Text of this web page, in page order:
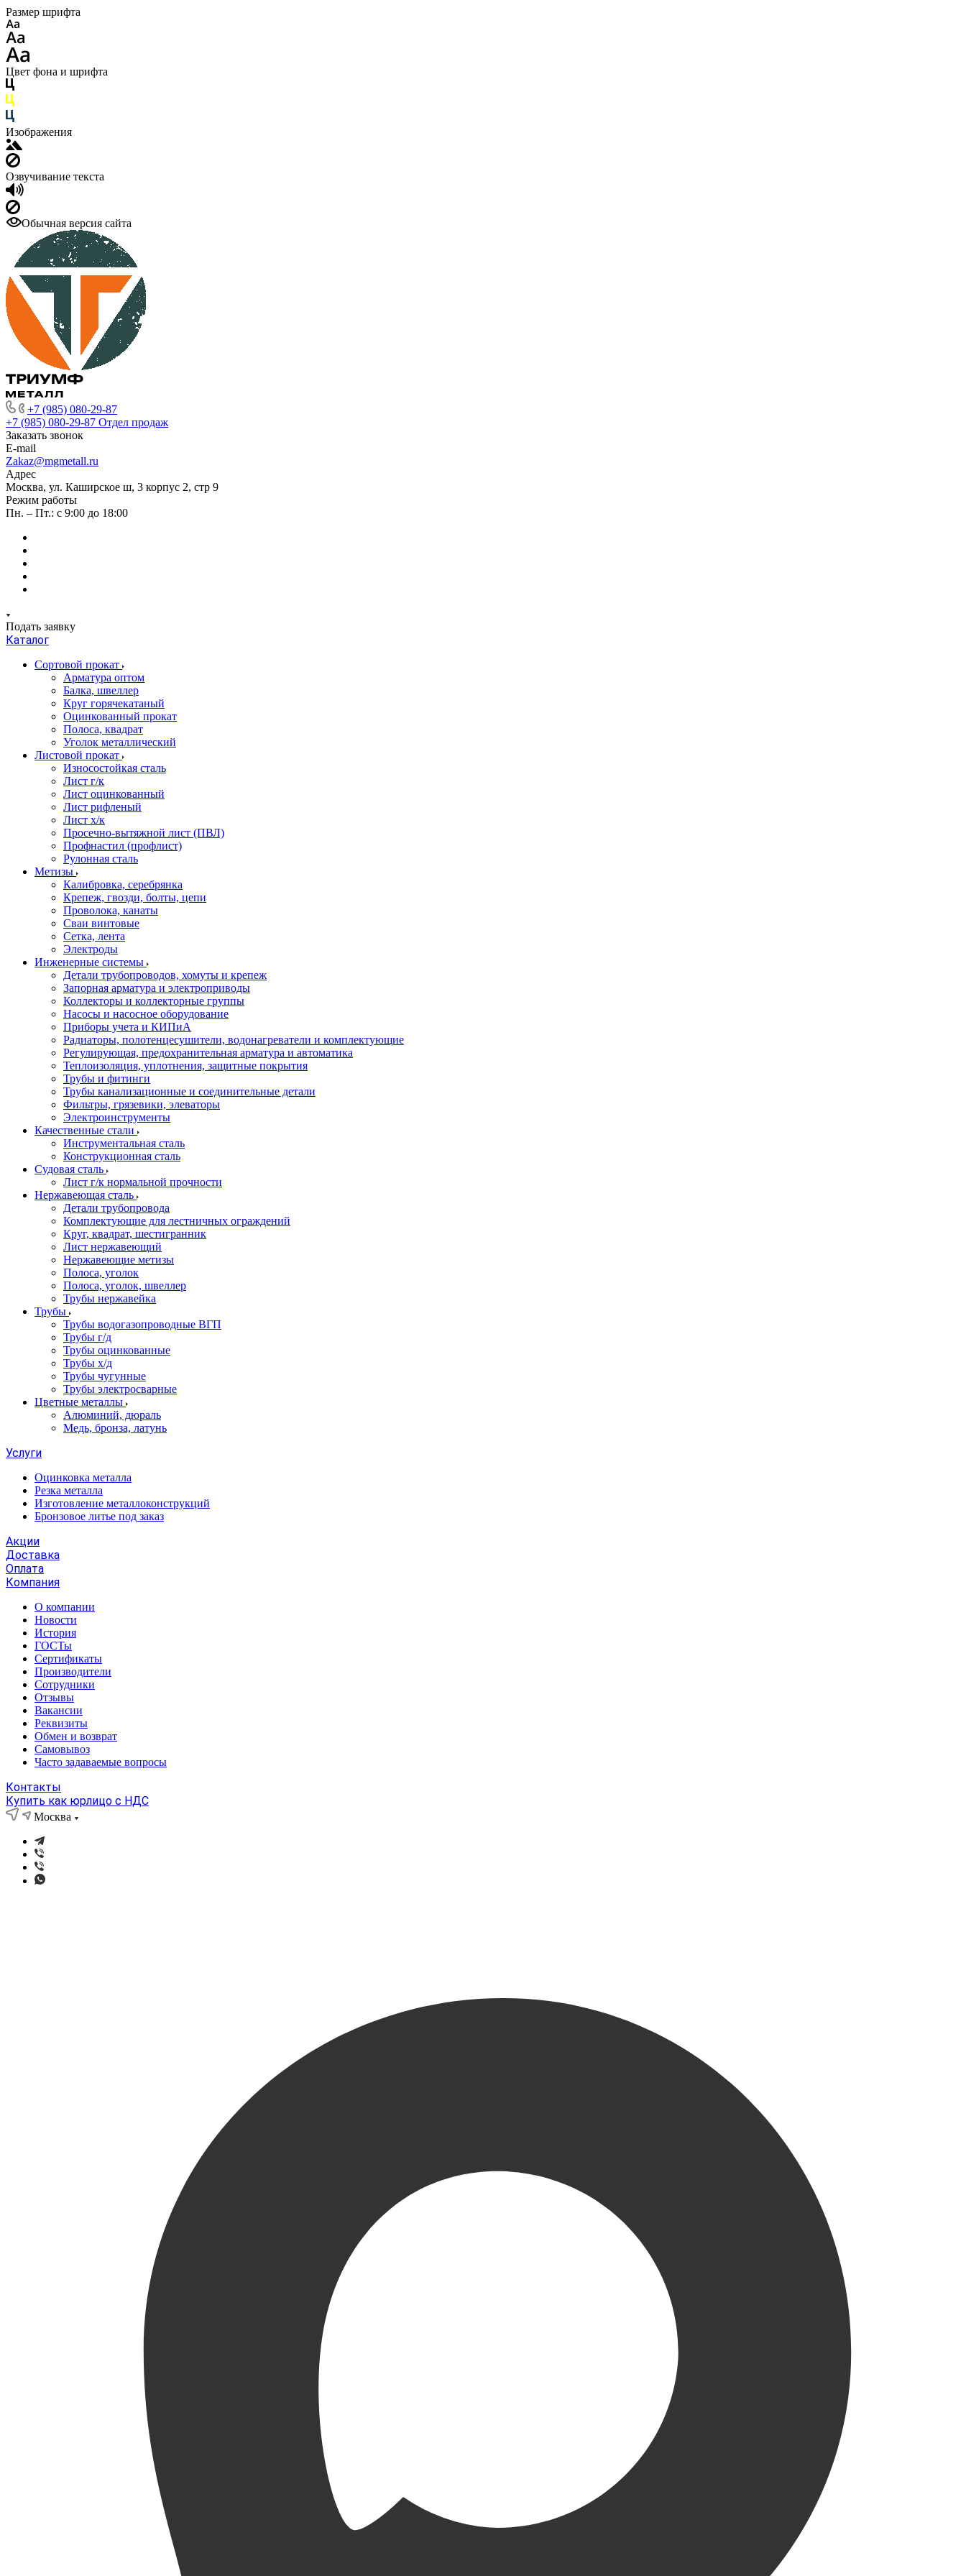
Размер шрифта
Цвет фона и шрифта
Изображения
Озвучивание текста
Обычная версия сайта
+7 (985) 080-29-87
+7 (985) 080-29-87 Отдел продаж
Заказать звонок
E-mail
Zakaz@mgmetall.ru
Адрес
Москва, ул. Каширское ш, 3 корпус 2, стр 9
Режим работы
Пн. – Пт.: с 9:00 до 18:00
Подать заявку
Каталог
Сортовой прокат
Арматура оптом
Балка, швеллер
Круг горячекатаный
Оцинкованный прокат
Полоса, квадрат
Уголок металлический
Листовой прокат
Износостойкая сталь
Лист г/к
Лист оцинкованный
Лист рифленый
Лист х/к
Просечно-вытяжной лист (ПВЛ)
Профнастил (профлист)
Рулонная сталь
Метизы
Калибровка, серебрянка
Крепеж, гвозди, болты, цепи
Проволока, канаты
Сваи винтовые
Сетка, лента
Электроды
Инженерные системы
Детали трубопроводов, хомуты и крепеж
Запорная арматура и электроприводы
Коллекторы и коллекторные группы
Насосы и насосное оборудование
Приборы учета и КИПиА
Радиаторы, полотенцесушители, водонагреватели и комплектующие
Регулирующая, предохранительная арматура и автоматика
Теплоизоляция, уплотнения, защитные покрытия
Трубы и фитинги
Трубы канализационные и соединительные детали
Фильтры, грязевики, элеваторы
Электроинструменты
Качественные стали
Инструментальная сталь
Конструкционная сталь
Судовая сталь
Лист г/к нормальной прочности
Нержавеющая сталь
Детали трубопровода
Комплектующие для лестничных ограждений
Круг, квадрат, шестигранник
Лист нержавеющий
Нержавеющие метизы
Полоса, уголок
Полоса, уголок, швеллер
Трубы нержавейка
Трубы
Трубы водогазопроводные ВГП
Трубы г/д
Трубы оцинкованные
Трубы х/д
Трубы чугунные
Трубы электросварные
Цветные металлы
Алюминий, дюраль
Медь, бронза, латунь
Услуги
Оцинковка металла
Резка металла
Изготовление металлоконструкций
Бронзовое литье под заказ
Акции
Доставка
Оплата
Компания
О компании
Новости
История
ГОСТы
Сертификаты
Производители
Сотрудники
Отзывы
Вакансии
Реквизиты
Обмен и возврат
Самовывоз
Часто задаваемые вопросы
Контакты
Купить как юрлицо с НДС
Москва